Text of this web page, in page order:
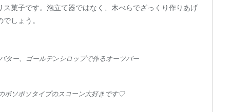
菓子です。泡立て器ではなく、木べらでざっくり作りあげ
しょう。
ター、ゴールデンシロップで作るオーツバー
ボソボソタイプのスコーン大好きです♡